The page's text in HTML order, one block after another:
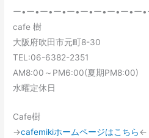
ー•ー•ー•ー•ー•ー•ー•ー•ー•ー•
cafe 樹
大阪府吹田市元町8-30
TEL:06-6382-2351
AM8:00～PM6:00(夏期PM8:00)
水曜定休日
Cafe樹
→cafemikiホームページはこちら←